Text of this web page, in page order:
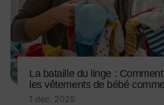
La bataille du linge :
les vêtements de bébé
1 déc. 2025